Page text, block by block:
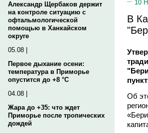
Александр Щербаков держит
на контроле ситуацию с
офтальмологической
помощью в Ханкайском
округе
05.08 |
Первое дыхание осени:
температура в Приморье
опустится до +8 °C
04.08 |
Жара до +35: что ждет
Приморье после тропических
дождей
10
В
Об